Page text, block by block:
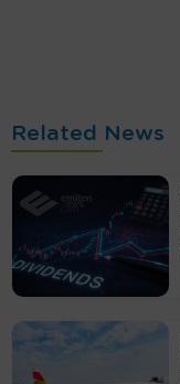
Related News